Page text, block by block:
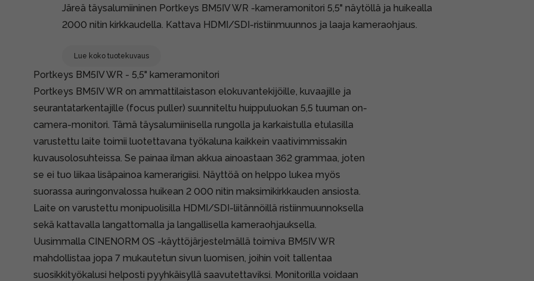
Järeä täysalumiininen Portkeys BM5IV WR -kameramonitori 5,5" näytöllä ja huikealla
2000 nitin kirkkaudella. Kattava HDMI/SDI-ristiinmuunnos ja laaja kameraohjaus.
Lue koko tuotekuvaus
Portkeys BM5IV WR - 5,5" kameramonitori
Portkeys BM5IV WR on ammattilaistason elokuvantekijöille, kuvaajille ja
seurantatarkentajille (focus puller) suunniteltu huippuluokan 5,5 tuuman on-
camera-monitori. Tämä täysalumiinisella rungolla ja karkaistulla etulasilla
varustettu laite toimii luotettavana työkaluna kaikkein vaativimmissakin
kuvausolosuhteissa. Se painaa ilman akkua ainoastaan 362 grammaa, joten
se ei tuo liikaa lisäpainoa kamerarigiisi. Näyttöä on helppo lukea myös
suorassa auringonvalossa huikean 2 000 nitin maksimikirkkauden ansiosta.
Laite on varustettu monipuolisilla HDMI/SDI-liitännöillä ristiinmuunnoksella
sekä kattavalla langattomalla ja langallisella kameraohjauksella.
Uusimmalla CINENORM OS -käyttöjärjestelmällä toimiva BM5IV WR
mahdollistaa jopa 7 mukautetun sivun luomisen, joihin voit tallentaa
suosikkityökalusi helposti pyyhkäisyllä saavutettaviksi. Monitorilla voidaan